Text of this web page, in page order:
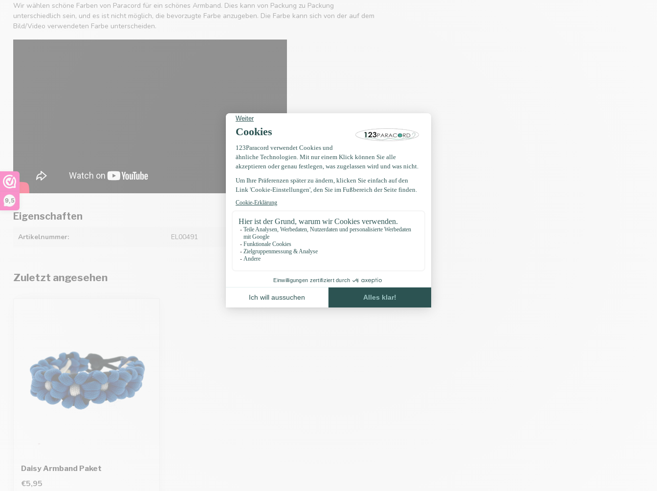
9,5
Wir wählen schöne Farben von Paracord für ein schönes Armband. Dies kann von Packung zu Packung
unterschiedlich sein, und es ist nicht möglich, die bevorzugte Farbe anzugeben. Die Farbe kann sich von der auf dem
Bild/Video verwendeten Farbe unterscheiden.
Eigenschaften
Artikelnummer: EL00491
Zuletzt angesehen
Daisy Armband Paket
€5,95